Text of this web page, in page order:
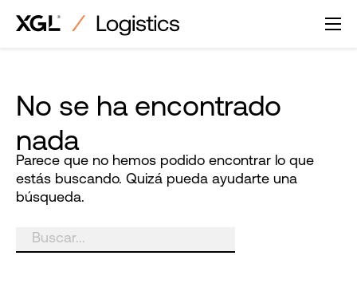
No se ha encontrado
nada
Parece que no hemos podido encontrar lo que
estás buscando. Quizá pueda ayudarte una
búsqueda.